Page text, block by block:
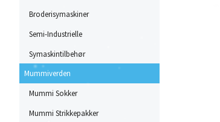
Broderisymaskiner
Semi-Industrielle
Symaskintilbehør
Mummiverden
Mummi Sokker
Mummi Strikkepakker